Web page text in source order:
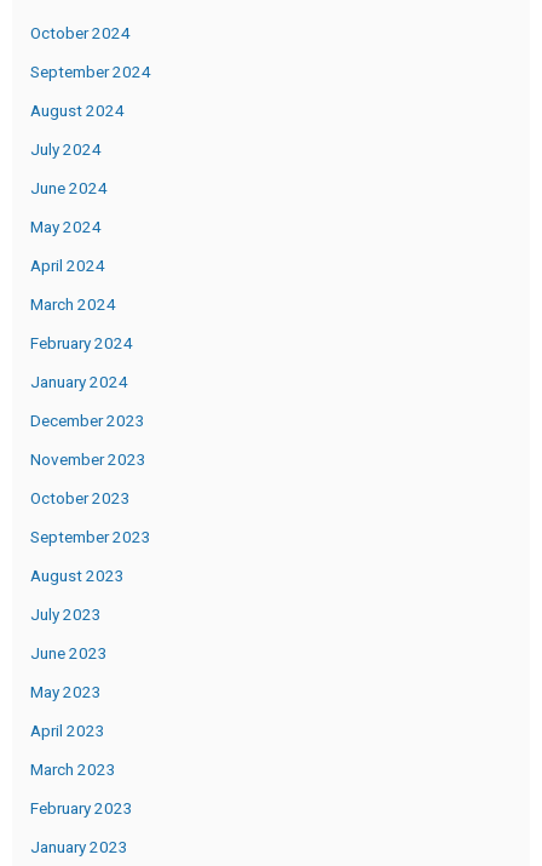
October 2024
September 2024
August 2024
July 2024
June 2024
May 2024
April 2024
March 2024
February 2024
January 2024
December 2023
November 2023
October 2023
September 2023
August 2023
July 2023
June 2023
May 2023
April 2023
March 2023
February 2023
January 2023